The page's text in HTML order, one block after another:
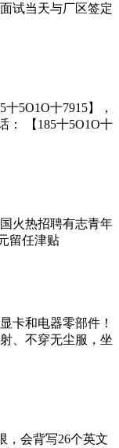
试当天与厂区签定
5O1O十7915】，
： 【185十5O1O十
火热招聘有志青年
留任津贴
卡和电器零部件！
、不穿无尘服，坐
，会背写26个英文